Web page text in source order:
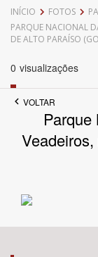
Data do Documento
Tema
INÍCIO FOTOS
PARQUE NACIONAL
DE ALTO PARAÍSO
0 visualizações
VOLTAR